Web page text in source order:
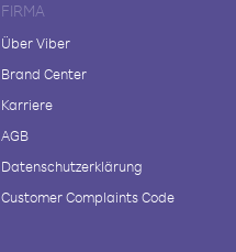
FIRMA
Über Viber
Brand Center
Karriere
AGB
Datenschutzerklärung
Customer Complaints Code